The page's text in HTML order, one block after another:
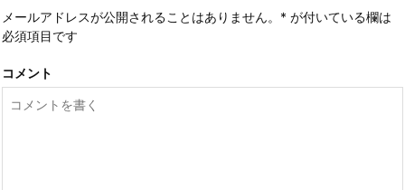
メールアドレスが公開されることはありません。 * が付いている欄は
必須項目です
コメント